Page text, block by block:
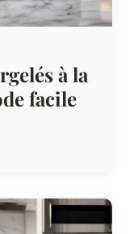
à la
facile